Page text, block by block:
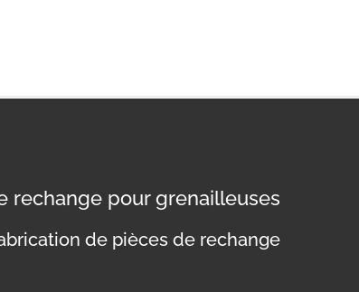
rechange pour grenailleuses
de pièces de rechange